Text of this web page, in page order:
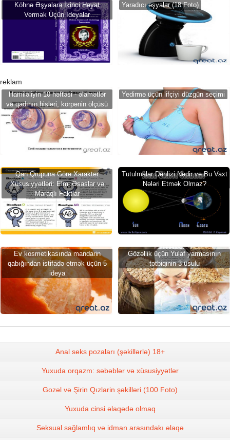
Köhnə Əşyalara İkinci Həyat
Vermək Üçün İdeyalar
Yaradıcı əşyalar (18 Foto)
reklam
Hamiləliyin 10 həftəsi - əlamətlər
və qadının hisləri, körpənin ölçüsü
Yedirmə üçün lifçiyi düzgün seçimi
Qan Qrupuna Görə Xarakter
Xüsusiyyətləri: Elmi Əsaslar və
Maraqlı Faktlar
Tutulmalar Dəhlizi Nədir və Bu Vaxt
Nələri Etmək Olmaz?
Ev kosmetikasında mandarin
qabığından istifadə etmək üçün 5
ideya
Gözəllik üçün Yulaf yarmasının
tətbiqinin 3 üsulu
Anal seks pozaları (şəkillərlə) 18+
Yuxuda orqazm: səbəblər və xüsusiyyətlər
Gozəl və Şirin Qızlarin şəkilləri (100 Foto)
Yuxuda cinsi əlaqədə olmaq
Seksual sağlamlıq və idman arasındakı əlaqə